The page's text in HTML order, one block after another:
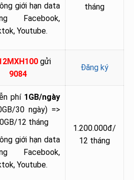
giới hạn data
Facebook,
Youtube.
tháng
gửi
9084
Đăng ký
phí 1GB/ngày
30 ngày) =>
12 tháng
giới hạn data
Facebook,
Youtube.
1.200.000đ/
12 tháng